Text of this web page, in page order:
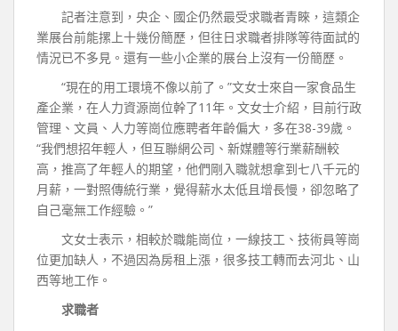
記者注意到，央企、國企仍然最受求職者青睞，這類企
業展台前能摞上十幾份簡歷，但往日求職者排隊等待面試的
情況已不多見。還有一些小企業的展台上沒有一份簡歷。
“現在的用工環境不像以前了。”文女士來自一家食品生
產企業，在人力資源崗位幹了11年。文女士介紹，目前行政
管理、文員、人力等崗位應聘者年齡偏大，多在38-39歲。
“我們想招年輕人，但互聯網公司、新媒體等行業薪酬較
高，推高了年輕人的期望，他們剛入職就想拿到七八千元的
月薪，一對照傳統行業，覺得薪水太低且增長慢，卻忽略了
自己毫無工作經驗。”
文女士表示，相較於職能崗位，一線技工、技術員等崗
位更加缺人，不過因為房租上漲，很多技工轉而去河北、山
西等地工作。
求職者